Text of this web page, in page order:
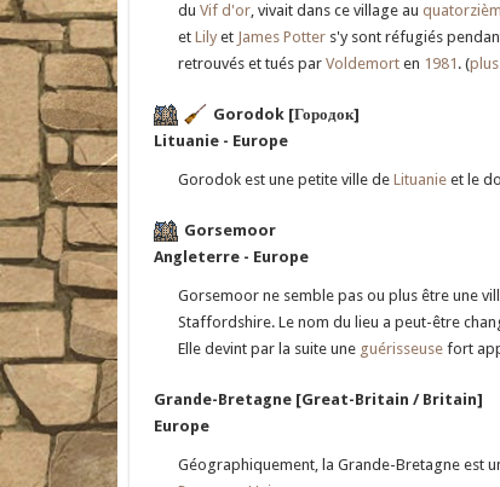
du Vif d'or, vivait dans ce village au
et Lily et James Potter s'y sont réfugiés
retrouvés et tués par Voldemort en 1981 . (
Gorodok [Городок]
Lituanie - Europe
Gorodok est une petite ville de Lituanie et le
Gorsemoor
Angleterre - Europe
Gorsemoor ne semble pas ou plus être une
Staffordshire. Le nom du lieu a peut-être
Elle devint par la suite une guérisseuse fort
Grande-Bretagne [Great-Britain / Britain]
Europe
Géographiquement, la Grande-Bretagne est